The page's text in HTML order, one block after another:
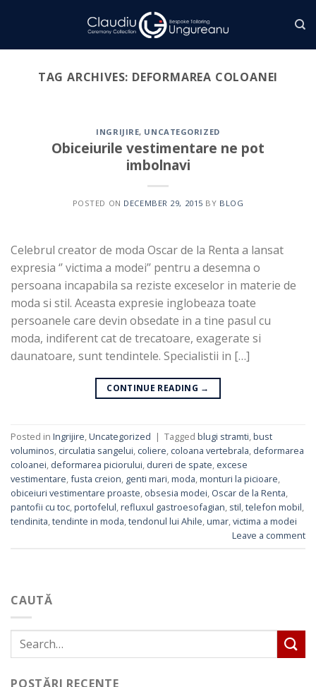
TAG ARCHIVES: DEFORMAREA COLOANEI
CAUTĂ
POSTĂRI RECENTE
INGRIJIRE, UNCATEGORIZED
Obiceiurile vestimentare ne pot
imbolnavi
POSTED ON DECEMBER 29, 2015 BY BLOG
Celebrul creator de moda Oscar de la Renta a lansat
expresia ‘’ victima a modei’’ pentru a desemna o
persoana incapabila sa reziste exceselor in materie de
moda si stil. Aceasta expresie inglobeaza toate
persoanele care devin obsedate in a tine pasul cu
moda, indiferent cat de trecatoare, exagerate si
daunatoare, sunt tendintele. Specialistii in […]
CONTINUE READING →
Posted in Ingrijire,Uncategorized | Tagged blugi stramti,bust
voluminos, circulatia sangelui, coliere, coloana vertebrala, deformarea
coloanei, deformarea piciorului, dureri de spate, excese
vestimentare,fusta creion, genti mari,moda,monturi la picioare,
obiceiuri vestimentare proaste, obsesia modei, Oscar de la Renta,
pantofii cu toc,portofelul,refluxul gastroesofagian, stil,telefon mobil,
tendinita,tendinte in moda,tendonul lui Ahile,umar,victima a modei
Leave a comment